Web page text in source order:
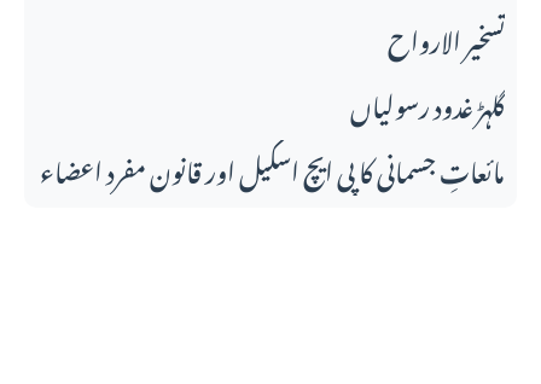
تسخير الارواح
گلہڑ غدود رسولیاں
مائعاتِ جسمانی کا پی ایچ اسکیل اور قانونِ مفرد اعضاء